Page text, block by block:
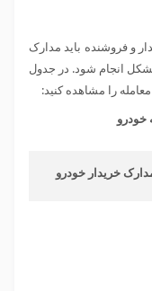
و فروشنده باید مدارک
انجام شود. در جدول
را مشاهده کنید:
خودرو
خریدار خودرو